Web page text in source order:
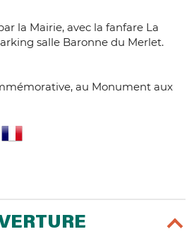
la Mairie, avec la fanfare La
salle Baronne du Merlet.
au Monument aux